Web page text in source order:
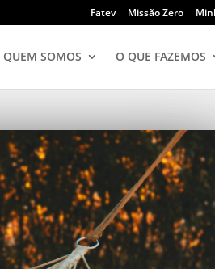
Fatev Missão Zero
QUEM SOMOS O QUE FAZEMOS